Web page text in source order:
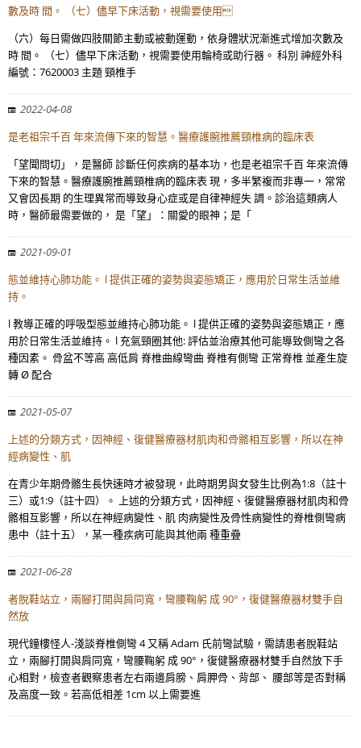
數及時 間。 （七）儘早下床活動，視需要使用
（六）每日需做四肢關節主動或被動運動，依身體狀況漸進式增加次數及
時 間。 （七）儘早下床活動，視需要使用輪椅或助行器。 科別 神經外科
編號：7620003 主題 頸椎手
2022-04-08
是老祖宗千百 年來流傳下來的智慧。醫療護腕推薦頸椎病的臨床表
「望聞問切」，是醫師 診斷任何疾病的基本功，也是老祖宗千百 年來流傳
下來的智慧。醫療護腕推薦頸椎病的臨床表 現，多半繁複而非專一，常常
又會因長期 的生理異常而導致身心症或是自律神經失 調。診治這類病人
時，醫師最需要做的， 是「望」：關愛的眼神；是「
2021-09-01
態並維持心肺功能。 l 提供正確的姿勢與姿態矯正，應用於日常生活並維
持。
l 教導正確的呼吸型態並維持心肺功能。 l 提供正確的姿勢與姿態矯正，應
用於日常生活並維持。 l 充氣頸圈其他: 評估並治療其他可能導致側彎之各
種因素。 骨盆不等高 高低肩 脊椎曲線彎曲 脊椎有側彎 正常脊椎 並產生旋
轉 Ø 配合
2021-05-07
上述的分類方式，因神經、復健醫療器材肌肉和骨骼相互影響，所以在神
經病變性、肌
在青少年期骨骼生長快速時才被發現，此時期男與女發生比例為1:8（註十
三）或1:9（註十四）。 上述的分類方式，因神經、復健醫療器材肌肉和骨
骼相互影響，所以在神經病變性、肌 肉病變性及骨性病變性的脊椎側彎病
患中（註十五），某一種疾病可能與其他兩 種重疊
2021-06-28
者脫鞋站立，兩腳打開與肩同寬，彎腰鞠躬 成 90°，復健醫療器材雙手自
然放
現代鐘樓怪人-淺談脊椎側彎 4 又稱 Adam 氏前彎試驗，需請患者脫鞋站
立，兩腳打開與肩同寬，彎腰鞠躬 成 90°，復健醫療器材雙手自然放下手
心相對，檢查者觀察患者左右兩邊肩膀、肩胛骨、背部、 腰部等是否對稱
及高度一致。若高低相差 1cm 以上需要進